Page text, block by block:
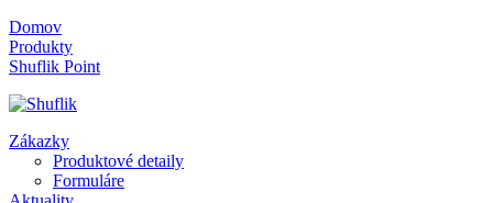
Skip
to
content
Domov
Produkty
Shuflik Point
Zákazky
Produktové detaily
Formuláre